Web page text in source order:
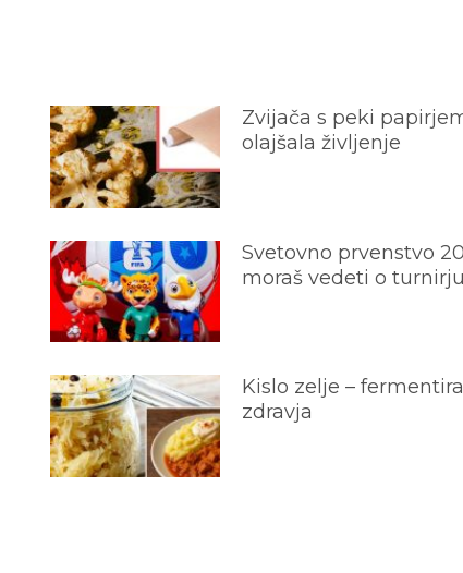
Zvijača s peki
olajšala življenje
Svetovno prvenstvo
moraš vedeti o turnirju
Kislo zelje –
zdravja